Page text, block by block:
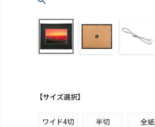
【サイズ選択】
ワイド4切 半切 全紙